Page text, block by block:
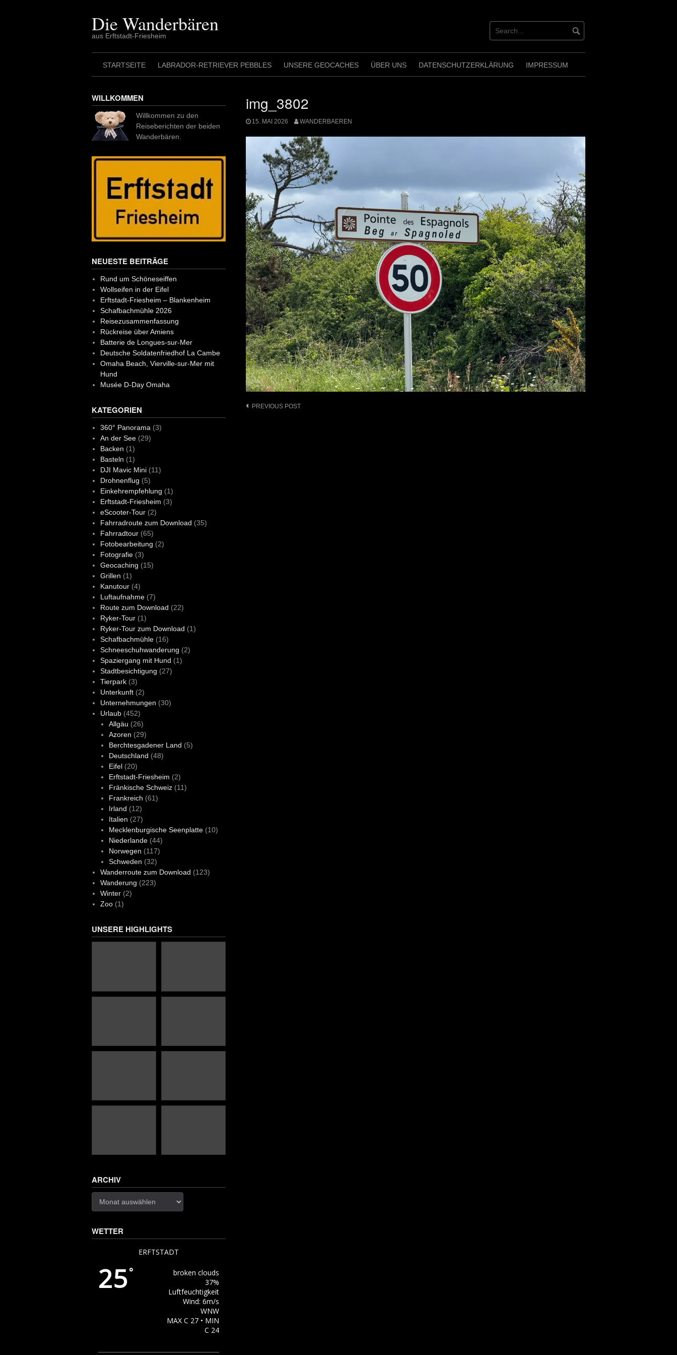
Die Wanderbären
aus Erftstadt-Friesheim
STARTSEITE LABRADOR-RETRIEVER PEBBLES UNSERE GEOCACHES ÜBER UNS DATENSCHUTZERKLÄRUNG IMPRESSUM
img_3802
15. MAI 2026 WANDERBAEREN
Post
PREVIOUS POST
WILLKOMMEN
Willkommen zu den
Reiseberichten der beiden
Wanderbären.
NEUESTE BEITRÄGE
Rund um Schöneseiffen
Wollseifen in der Eifel
Erftstadt-Friesheim – Blankenheim
Schafbachmühle 2026
Reisezusammenfassung
Rückreise über Amiens
Batterie de Longues-sur-Mer
Deutsche Soldatenfriedhof La Cambe
Omaha Beach, Vierville-sur-Mer mit
Hund
Musée D-Day Omaha
KATEGORIEN
360° Panorama(3)
An der See(29)
Backen (1)
Basteln (1)
DJI Mavic Mini(11)
Drohnenflug (5)
Einkehrempfehlung (1)
Erftstadt-Friesheim (3)
eScooter-Tour(2)
Fahrradroute zum Download (35)
Fahrradtour(65)
Fotobearbeitung (2)
Fotografie(3)
Geocaching (15)
Grillen (1)
Kanutour(4)
Luftaufnahme(7)
Route zum Download (22)
Ryker-Tour(1)
Ryker-Tour zum Download (1)
Schafbachmühle(16)
Schneeschuhwanderung (2)
Spaziergang mit Hund (1)
Stadtbesichtigung (27)
Tierpark(3)
Unterkunft(2)
Unternehmungen (30)
Urlaub(452)
Allgäu (26)
Azoren (29)
Berchtesgadener Land (5)
Deutschland (48)
Eifel(20)
Erftstadt-Friesheim (2)
Fränkische Schweiz(11)
Frankreich (61)
Irland (12)
Italien (27)
Mecklenburgische Seenplatte(10)
Niederlande(44)
Norwegen (117)
Schweden (32)
Wanderroute zum Download (123)
Wanderung (223)
Winter(2)
Zoo(1)
UNSERE HIGHLIGHTS
ARCHIV
WETTER
ERFTSTADT
25°
broken clouds
37%
Luftfeuchtigkeit
Wind: 6m/s
WNW
MAX C 27 • MIN
C 24